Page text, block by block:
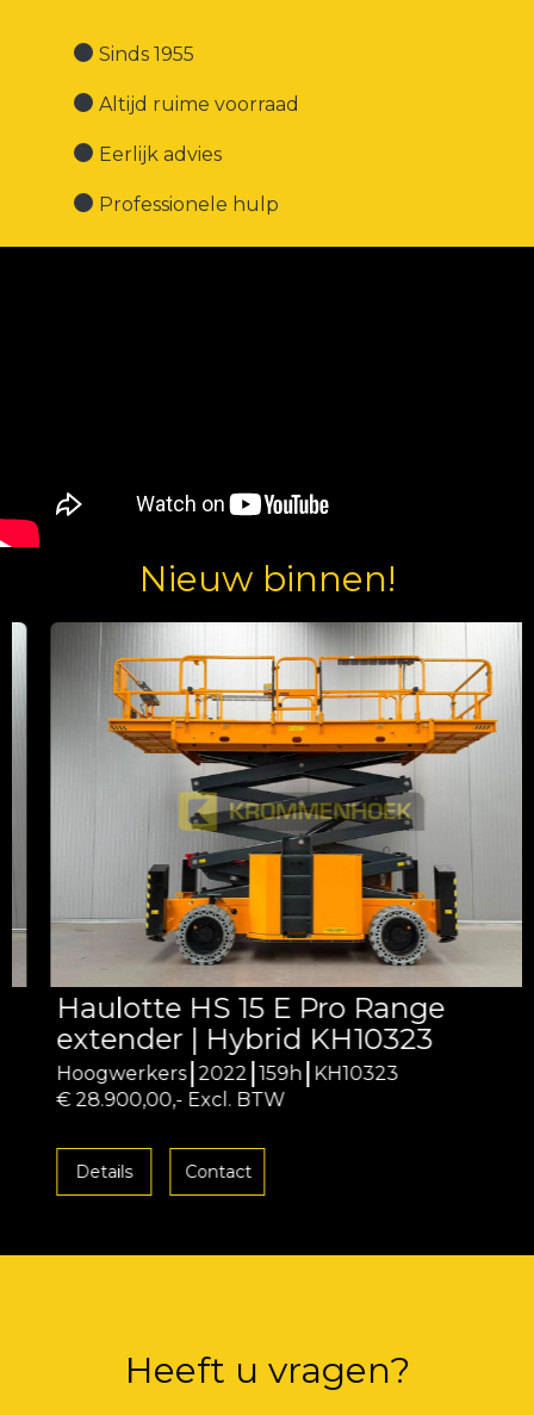
Sinds 1955
Altijd ruime voorraad
Eerlijk advies
Professionele hulp
Nieuw binnen!
Haulotte HS 15 E Pro Range
extender | Hybrid KH10323
Hoogwerkers 2022 159h KH10323
€ 28.900,00,- Excl. BTW
Details Contact
Heeft u vragen?